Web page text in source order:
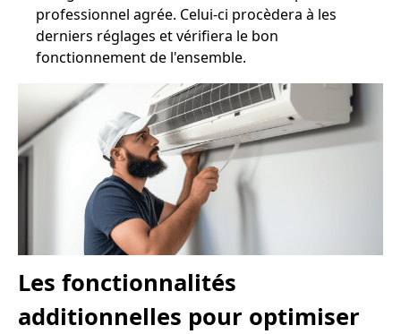
professionnel agrée. Celui-ci procèdera à les
derniers réglages et vérifiera le bon
fonctionnement de l'ensemble.
Les fonctionnalités
additionnelles pour optimiser